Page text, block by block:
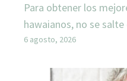
Para obtener los
hawaianos, no se
6 agosto, 2026